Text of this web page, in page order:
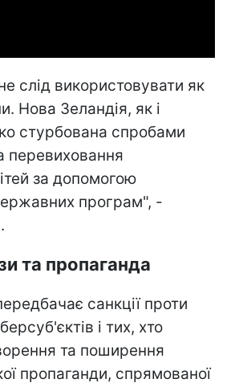
слід використовувати як
Нова Зеландія, як і
стурбована спробами
перевиховання
за допомогою
програм", -
та пропаганда
санкції проти
і тих, хто
та поширення
пропаганди, спрямованої